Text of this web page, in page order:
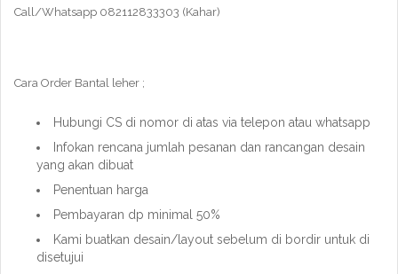
Call/Whatsapp 082112833303 (Kahar)
Cara Order Bantal leher ;
Hubungi CS di nomor di atas via telepon atau whatsapp
Infokan rencana jumlah pesanan dan rancangan desain
yang akan dibuat
Penentuan harga
Pembayaran dp minimal 50%
Kami buatkan desain/layout sebelum di bordir untuk di
disetujui